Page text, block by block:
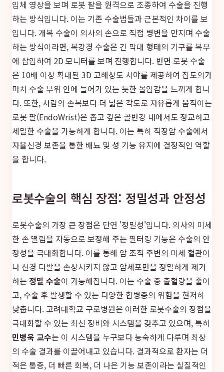
입체 영상을 보며 로봇 팔을 원격으로 조종하여 수술을 진행
하는 방식입니다. 이는 기존 수술법들과 근본적인 차이를 보
입니다. 개복 수술이 의사의 손으로 직접 병변을 만지며 수술
하는 방식이라면, 복강경 수술은 긴 막대 형태의 기구를 복부
에 삽입하여 2D 모니터를 보며 진행합니다. 반면 로봇 수술
은 10배 이상 확대된 3D 고해상도 시야를 제공하여 집도의가
마치 수술 부위 안에 들어가 있는 듯한 몰입감을 느끼게 합니
다. 또한, 사람의 손목보다 더 넓은 각도로 자유롭게 움직이는
로봇 팔(EndoWrist)은 좁고 깊은 골반강 내에서도 정교하고
세밀한 수술을 가능하게 합니다. 이는 특히 직장암 수술에서
자율신경 보존을 통한 배뇨 및 성 기능 유지에 결정적인 역할
을 합니다.
로봇수술의 핵심 장점: 정밀성과 안정성
로봇수술의 가장 큰 장점은 단연 '정밀성'입니다. 의사의 미세
한 손 떨림을 자동으로 보정해 주는 필터링 기능은 수술의 안
정성을 극대화합니다. 이를 통해 암 조직 주변의 미세 혈관이
나 신경 다발을 손상시키지 않고 암세포만을 정밀하게 제거
하는 정밀 수술이 가능해집니다. 이는 수술 중 출혈량을 줄이
고, 수술 후 발생할 수 있는 다양한 합병증의 위험을 현저히
낮춥니다. 고려대학교 구로병원은 이러한 로봇수술의 장점을
극대화할 수 있는 최신 장비와 시스템을 갖추고 있으며, 특히
민병욱 교수는 이 시스템을 누구보다 능숙하게 다루며 최상
의 수술 결과를 이끌어내고 있습니다. 결과적으로 환자는 더
적은 통증, 더 빠른 회복, 더 나은 기능 보존이라는 실질적인